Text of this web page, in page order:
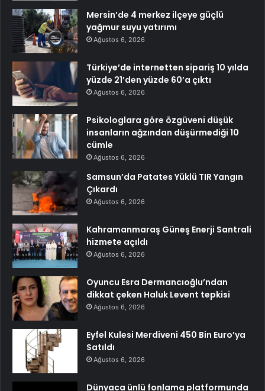
Mersin’de 4 merkez ilçeye güçlü
yağmur suyu yatırımı
Ağustos 6, 2026
Türkiye’de internetten sipariş 10 yılda
yüzde 21’den yüzde 60’a çıktı
Ağustos 6, 2026
Psikologlara göre özgüveni düşük
insanların ağzından düşürmediği 10
cümle
Ağustos 6, 2026
Samsun’da Patates Yüklü TIR Yangın
Çıkardı
Ağustos 6, 2026
Kahramanmaraş Güneş Enerji Santrali
hizmete açıldı
Ağustos 6, 2026
Oyuncu Esra Dermancıoğlu’ndan
dikkat çeken Haluk Levent tepkisi
Ağustos 6, 2026
Eyfel Kulesi Merdiveni 450 Bin Euro’ya
Satıldı
Ağustos 6, 2026
Dünyaca ünlü fonlama platformunda